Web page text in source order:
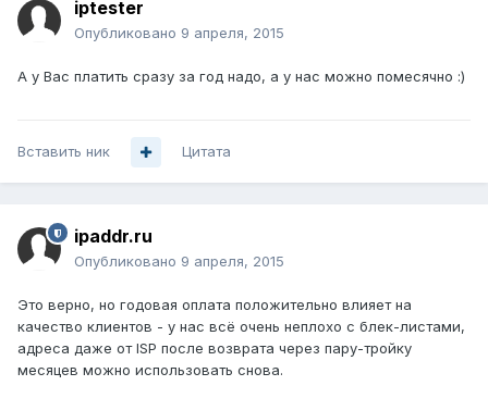
iptester
Опубликовано 9 апреля, 2015
А у Вас платить сразу за год надо, а у нас можно помесячно :)
Вставить ник Цитата
ipaddr.ru
Опубликовано 9 апреля, 2015
Это верно, но годовая оплата положительно влияет на
качество клиентов - у нас всё очень неплохо с блек-листами,
адреса даже от ISP после возврата через пару-тройку
месяцев можно использовать снова.